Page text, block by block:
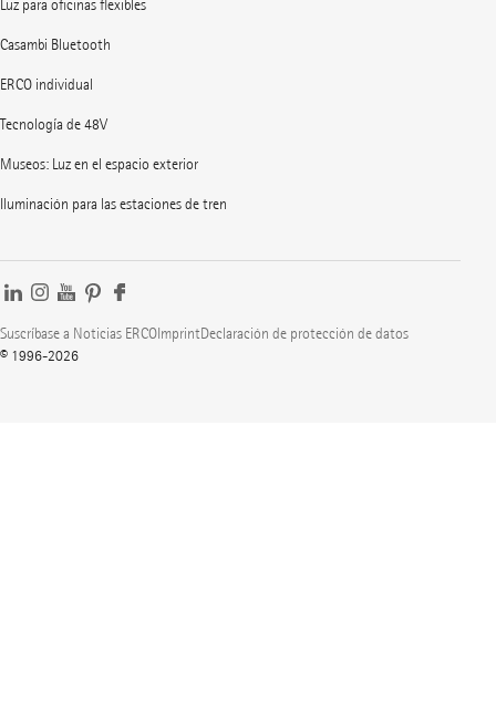
Luz para oficinas flexibles
Casambi Bluetooth
ERCO individual
Tecnología de 48V
Museos: Luz en el espacio exterior
Iluminación para las estaciones de tren
Suscríbase a Noticias ERCOImprintDeclaración de protección de datos
© 1996-2026